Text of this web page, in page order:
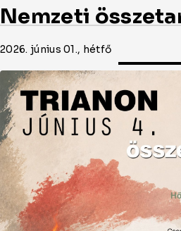
Nemzeti
2026. június 01., hétfő